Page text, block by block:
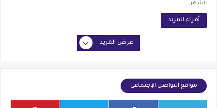
الشهر....
أقراء المزيد
عرض المزيد
مواقع التواصل الإجتماعي